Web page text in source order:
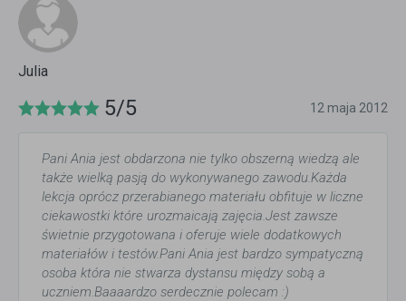
Julia
5/5 12 maja 2012
Pani Ania jest obdarzona nie tylko obszerną wiedzą ale
także wielką pasją do wykonywanego zawodu.Każda
lekcja oprócz przerabianego materiału obfituje w liczne
ciekawostki które urozmaicają zajęcia.Jest zawsze
świetnie przygotowana i oferuje wiele dodatkowych
materiałów i testów.Pani Ania jest bardzo sympatyczną
osoba która nie stwarza dystansu między sobą a
uczniem.Baaaardzo serdecznie polecam :)